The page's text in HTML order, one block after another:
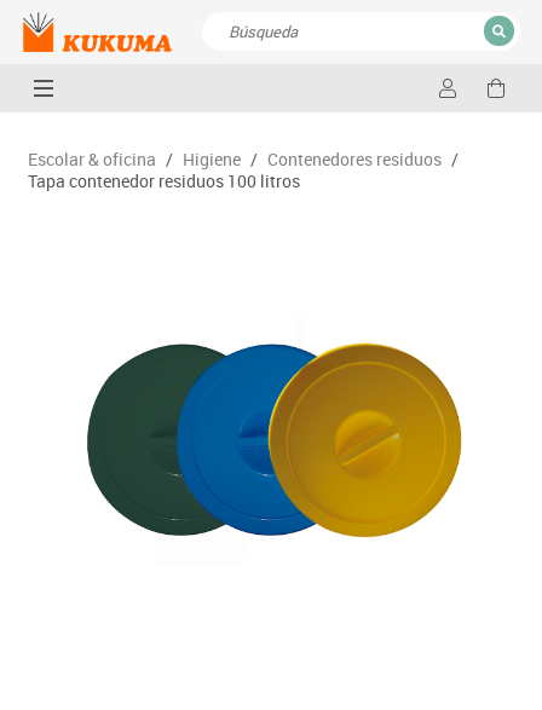
CERRAR
Escolar & oficina / Higiene / Contenedores residuos /
Tapa contenedor residuos 100 litros